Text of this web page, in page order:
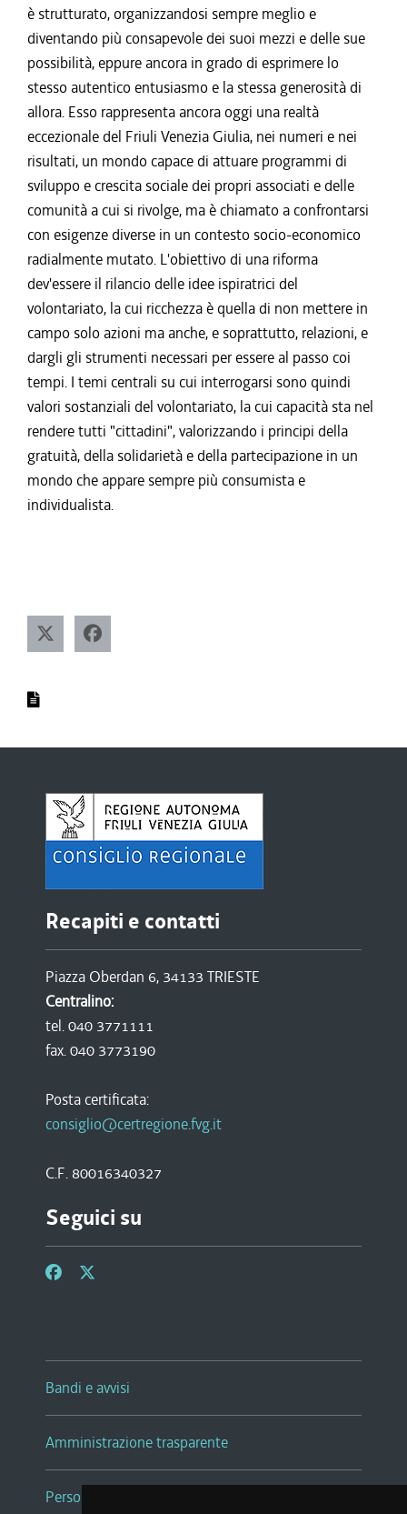
è strutturato, organizzandosi sempre meglio e
diventando più consapevole dei suoi mezzi e delle sue
possibilità, eppure ancora in grado di esprimere lo
stesso autentico entusiasmo e la stessa generosità di
allora. Esso rappresenta ancora oggi una realtà
eccezionale del Friuli Venezia Giulia, nei numeri e nei
risultati, un mondo capace di attuare programmi di
sviluppo e crescita sociale dei propri associati e delle
comunità a cui si rivolge, ma è chiamato a confrontarsi
con esigenze diverse in un contesto socio-economico
radialmente mutato. L'obiettivo di una riforma
dev'essere il rilancio delle idee ispiratrici del
volontariato, la cui ricchezza è quella di non mettere in
campo solo azioni ma anche, e soprattutto, relazioni, e
dargli gli strumenti necessari per essere al passo coi
tempi. I temi centrali su cui interrogarsi sono quindi
valori sostanziali del volontariato, la cui capacità sta nel
rendere tutti "cittadini", valorizzando i principi della
gratuità, della solidarietà e della partecipazione in un
mondo che appare sempre più consumista e
individualista.
Recapiti e contatti
Piazza Oberdan 6, 34133 TRIESTE
Centralino:
tel. 040 3771111
fax. 040 3773190
Posta certificata:
consiglio@certregione.fvg.it
C.F. 80016340327
Seguici su
Bandi e avvisi
Amministrazione trasparente
Persone e Uffici